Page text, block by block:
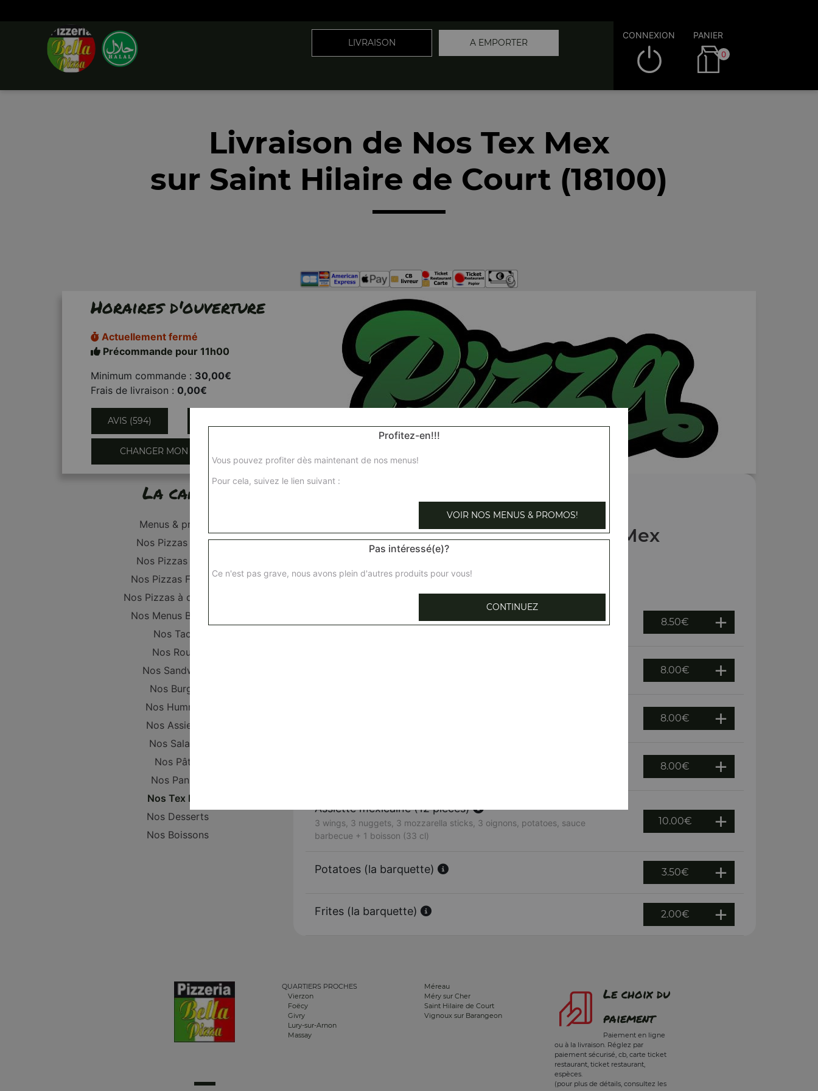
LIVRAISON A EMPORTER
CONNEXION PANIER
0
Livraison de Nos Tex Mex
sur Saint Hilaire de Court (18100)
Horaires d'ouverture
Actuellement fermé
Précommande pour 11h00
Minimum commande : 30,00€
Frais de livraison : 0,00€
AVIS (594)
CHANGER MON QUARTIER
La carte
Menus & promos
Nos Pizzas Junior
Nos Pizzas Senior
Nos Pizzas Familiale
Nos Pizzas à composer
Nos Menus Bambino
Nos Tacos
Nos Roulés
Nos Sandwichs
Nos Burgers
Nos Hummers
Nos Assiettes
Nos Salades
Nos Pâtes
Nos Paninis
Nos Tex Mex
Nos Desserts
Nos Boissons
Nos Tex Mex
8.50€
8.00€
8.00€
8.00€
Assiette mexicaine (12 pièces)
3 wings, 3 nuggets, 3 mozzarella sticks, 3 oignons, potatoes, sauce
barbecue + 1 boisson (33 cl)
10.00€
Potatoes (la barquette) 3.50€
Frites (la barquette) 2.00€
QUARTIERS PROCHES
Vierzon
Foëcy
Givry
Lury-sur-Arnon
Massay
Méreau
Méry sur Cher
Saint Hilaire de Court
Vignoux sur Barangeon
Le choix du
paiement
Paiement en ligne
ou à la livraison. Réglez par
paiement sécurisé, cb, carte ticket
restaurant, ticket restaurant,
espèces.
(pour plus de détails, consultez les
Profitez-en!!!
Vous pouvez profiter dès maintenant de nos menus!
Pour cela, suivez le lien suivant :
VOIR NOS MENUS & PROMOS!
Pas intéressé(e)?
Ce n'est pas grave, nous avons plein d'autres produits pour vous!
CONTINUEZ